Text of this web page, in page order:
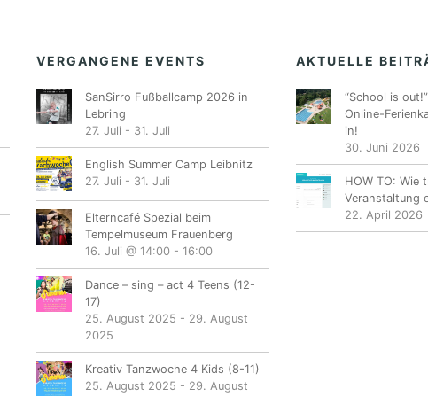
VERGANGENE EVENTS
SanSirro Fußballcamp 2026 in
Lebring
27. Juli - 31. Juli
English Summer Camp Leibnitz
27. Juli - 31. Juli
Elterncafé Spezial beim
Tempelmuseum Frauenberg
16. Juli @ 14:00 - 16:00
Dance – sing – act 4 Teens (12-
17)
25. August 2025 - 29. August
2025
Kreativ Tanzwoche 4 Kids (8-11)
25. August 2025 - 29. August
AKTUELLE
“School is
Online-
in!
30. Juni 2026
HOW TO: Wie
Veranstaltung
22. April 2026